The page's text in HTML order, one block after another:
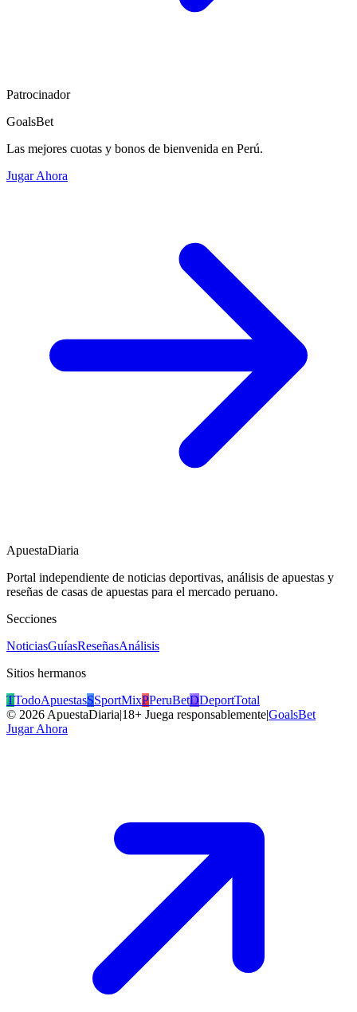
Patrocinador
GoalsBet
Las mejores cuotas y bonos de bienvenida en Perú.
Jugar Ahora
ApuestaDiaria
Portal independiente de noticias deportivas, análisis de apuestas y
reseñas de casas de apuestas para el mercado peruano.
Secciones
NoticiasGuíasReseñasAnálisis
Sitios hermanos
TTodoApuestasSSportMixPPeruBetDDeportTotal
© 2026 ApuestaDiaria|18+ Juega responsablemente|GoalsBet
Jugar Ahora